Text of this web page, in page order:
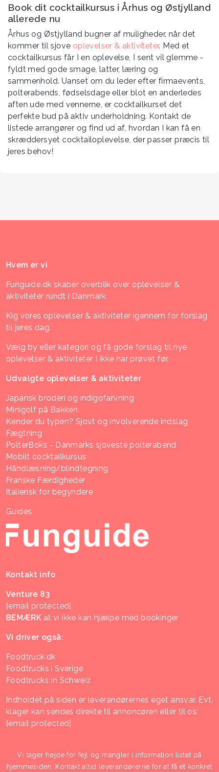
Book dit cocktailkursus i Århus og Østjylland
allerede nu
Århus og Østjylland bugner af muligheder, når det
kommer til sjove oplevelser & aktiviteter. Med et
cocktailkursus får I en oplevelse, I sent vil glemme -
fyldt med gode smage, latter, læring og
sammenhold. Uanset om du leder efter firmaevents,
polterabends, fødselsdage eller blot en anderledes
aften ude med vennerne, er cocktailkurset det
perfekte bud på aktiv underholdning. Kontakt de
listede arrangører og find ud af, hvordan I kan få en
skræddersyet cocktailoplevelse, der passer præcis til
jeres behov!
Hvem er vi
Funguide.dk skaber overblik over oplevelser &
aktiviteter rundt i Danmark.
Kig vores oplevelser & aktiviteter igennem for forslag
til jeres dag.
Vælg by eller kategori og få gode forslag til nye
oplevelser & aktiviteter I ikke har prøvet før.
Udvalgte oplevelser & aktiviteter
Japansk broderi og indigofarvning
Minigolf på Bakken
Kender du typen? Sjovt og involverende indslag
Fægtning
PolterBoks - Danmarks sjoveste polterabend
Mobilt cocktailkursus
Håndlæsning/blindtegning
Franske Færdigheder
Italiensk for begyndere
Guides
Kontakt info
Venture 83
[email protected]
BEMÆRK at vi ikke kan hjælpe med bookinger
Vi driver også:
Foodtruck.dk
Foodtrucks i Sverige
Foodtrucks in Schweiz
Indholdet på siden er leverandørernes eget ansvar. Evt.
klager kan sendes direkte til annoncøren eller til os:
[email protected]
Vi tager højde for fejl og mangler i information listet på
hjemmesiden. Kontakt altid leverandørerne for at få et konkret